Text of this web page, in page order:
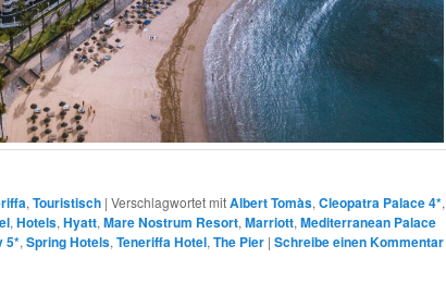
,Touristisch | Verschlagwortet mitAlbert Tomàs,Cleopatra Palace 4*,
,Hotels,Hyatt,Mare Nostrum Resort,Marriott,Mediterranean Palace
5*,Spring Hotels,Teneriffa Hotel,The Pier | Schreibe einen Kommentar